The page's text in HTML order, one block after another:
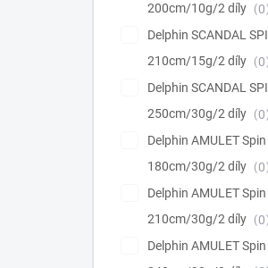
200cm/10g/2 díly
0
Delphin SCANDAL
210cm/15g/2 díly
0
Delphin SCANDAL
250cm/30g/2 díly
0
Delphin AMULET Spin
180cm/30g/2 díly
0
Delphin AMULET Spin
210cm/30g/2 díly
0
Delphin AMULET Spin